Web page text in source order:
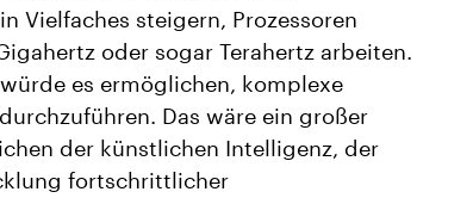
Vielfaches steigern, Prozessoren
oder sogar Terahertz arbeiten​​.
es ermöglichen, komplexe
Das wäre ein großer
der künstlichen Intelligenz, der
fortschrittlicher